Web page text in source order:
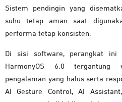
Sistem pendingin yang
suhu tetap aman saat
performa tetap konsisten.
Di sisi software, perangkat ini
HarmonyOS 6.0 tergantung
pengalaman yang halus serta
AI Gesture Control, AI